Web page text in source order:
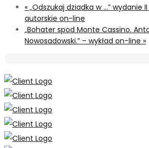
« „Odszukaj dziadka w …” wydanie
autorskie on-line
„Bohater spod Monte Cassino.
Nowosadowski.” – wykład on-line »